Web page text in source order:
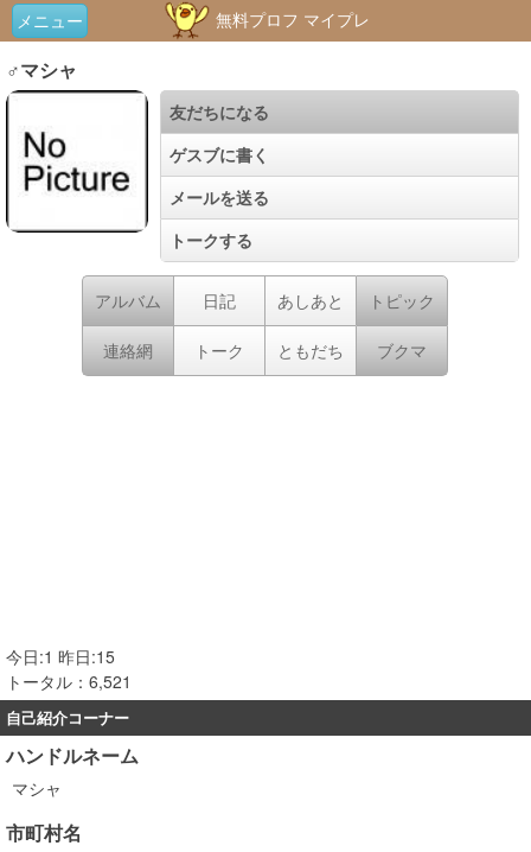
メニュー 無料プロフ マイプレ
♂マシャ
友だちになる
ゲスブに書く
メールを送る
トークする
アルバム 日記 あしあと トピック
連絡網 トーク ともだち ブクマ
今日:1 昨日:15
トータル：6,521
自己紹介コーナー
ハンドルネーム
マシャ
市町村名